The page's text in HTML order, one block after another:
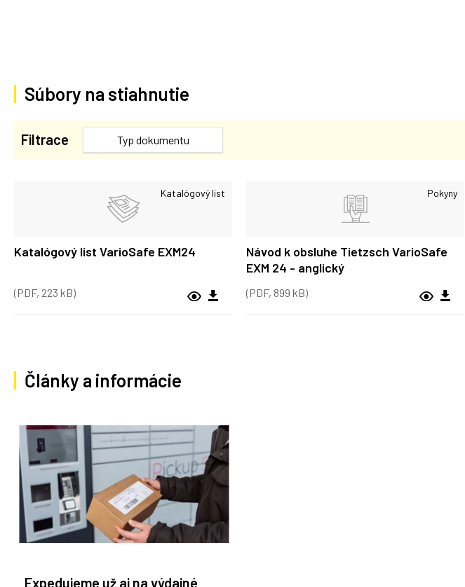
Súbory na stiahnutie
Filtrace Typ dokumentu
Katalógový list
Katalógový list VarioSafe EXM24
(PDF, 223 kB)
Pokyny
Návod k obsluhe Tietzsch VarioSafe
EXM 24 - anglický
(PDF, 899 kB)
Články a informácie
Expedujeme už aj na výdajné